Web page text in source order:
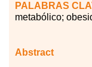
PALABRAS
metabólico;
Abstract